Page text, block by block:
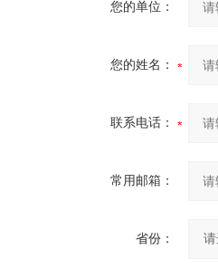
您的单位：
您的姓名：
联系电话：
常用邮箱：
省份：